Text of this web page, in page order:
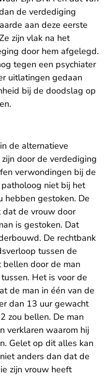
de verdediging
aan deze eerste
zijn vlak na het
door hem afgelegd.
tegen een psychiater
uitlatingen gedaan
bij de doodslag op
de alternatieve
zijn door de verdediging
verwondingen bij de
niet bij het
hebben gestoken. De
dat de vrouw door
is gestoken. Dat
De rechtbank
tussen de
door de man
Het is voor de
de man in één van de
dan 13 uur gewacht
zou bellen. De man
verklaren waarom hij
Gelet op dit alles kan
anders dan dat de
zijn vrouw heeft